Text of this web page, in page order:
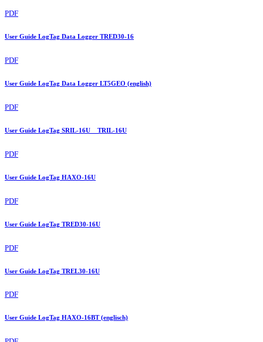
PDF
User Guide LogTag Data Logger TRED30-16
PDF
User Guide LogTag Data Logger LT5GEO (english)
PDF
User Guide LogTag SRIL-16U _ TRIL-16U
PDF
User Guide LogTag HAXO-16U
PDF
User Guide LogTag TRED30-16U
PDF
User Guide LogTag TREL30-16U
PDF
User Guide LogTag HAXO-16BT (englisch)